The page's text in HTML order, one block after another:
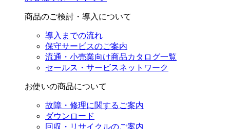
商品のご検討・導入について
導入までの流れ
保守サービスのご案内
流通・小売業向け商品カタログ一覧
セールス・サービスネットワーク
お使いの商品について
故障・修理に関するご案内
ダウンロード
回収・リサイクルのご案内